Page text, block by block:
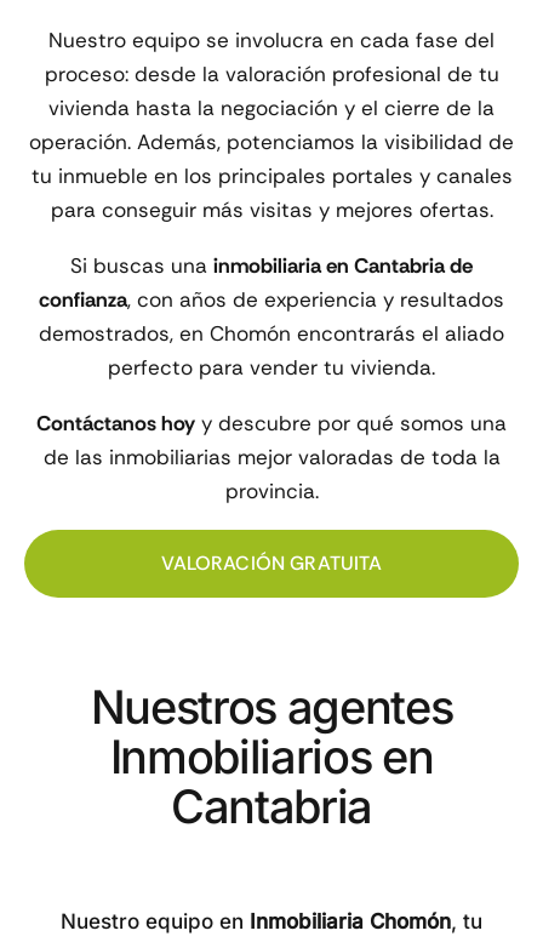
Nuestro equipo se involucra en cada fase del
proceso: desde la valoración profesional de tu
vivienda hasta la negociación y el cierre de la
operación. Además, potenciamos la visibilidad de
tu inmueble en los principales portales y canales
para conseguir más visitas y mejores ofertas.
Si buscas una inmobiliaria en Cantabria de
confianza, con años de experiencia y resultados
demostrados, en Chomón encontrarás el aliado
perfecto para vender tu vivienda.
Contáctanos hoy y descubre por qué somos una
de las inmobiliarias mejor valoradas de toda la
provincia.
VALORACIÓN GRATUITA
Nuestros agentes
Inmobiliarios en
Cantabria
Nuestro equipo en Inmobiliaria Chomón, tu